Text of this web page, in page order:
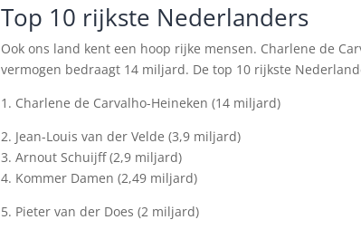
Top 10 rijkste Nederlanders
Ook ons land kent een hoop rijke mensen. Charlene de
vermogen bedraagt 14 miljard. De top 10 rijkste
1. Charlene de Carvalho-Heineken (14 miljard)
2. Jean-Louis van der Velde (3,9 miljard)
3. Arnout Schuijff (2,9 miljard)
4. Kommer Damen (2,49 miljard)
5. Pieter van der Does (2 miljard)